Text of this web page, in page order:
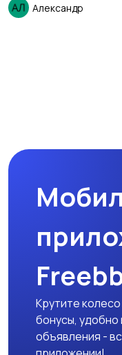
Александр
Крутите
бонусы,
объявления -